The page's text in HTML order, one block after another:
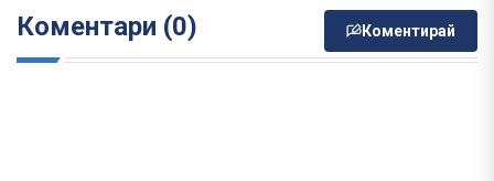
Коментари (0) Коментирай